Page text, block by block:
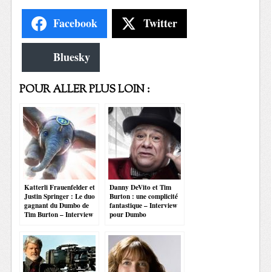
Facebook Twitter
Bluesky
POUR ALLER PLUS LOIN :
Katterli Frauenfelder et
Justin Springer : Le duo
gagnant du Dumbo de
Tim Burton – Interview
Danny DeVito et Tim
Burton : une complicité
fantastique – Interview
pour Dumbo